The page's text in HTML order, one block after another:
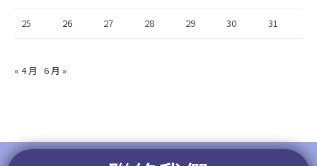
25 26 27 28 29 30 31
« 4 月 6 月 »